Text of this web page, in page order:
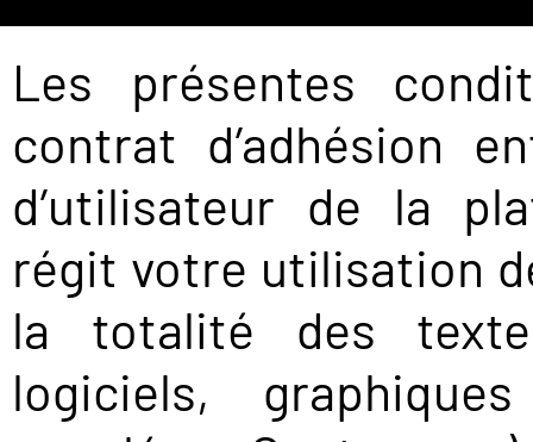
LISTE DES
ARCHITECTES
JURISPRUDENCE
ANNEXE 4 CODT
NOUS
CONTACTER
Les présentes
contrat d’adhésion
d’utilisateur de la
régit votre utilisation
la totalité des
logiciels,